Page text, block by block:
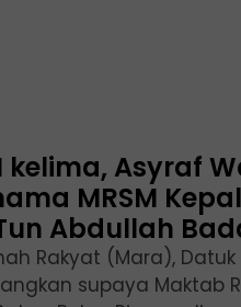
kelima, Asyraf
MRSM
Abdullah
Rakyat (Mara), Datuk
supaya Maktab